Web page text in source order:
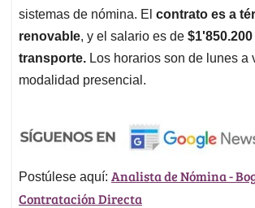
sistemas de nómina. El contrato es a
renovable, y el salario es de
transporte. Los horarios son de lunes a
modalidad presencial.
Postúlese aquí: Analista de Nómina -
Contratación Directa